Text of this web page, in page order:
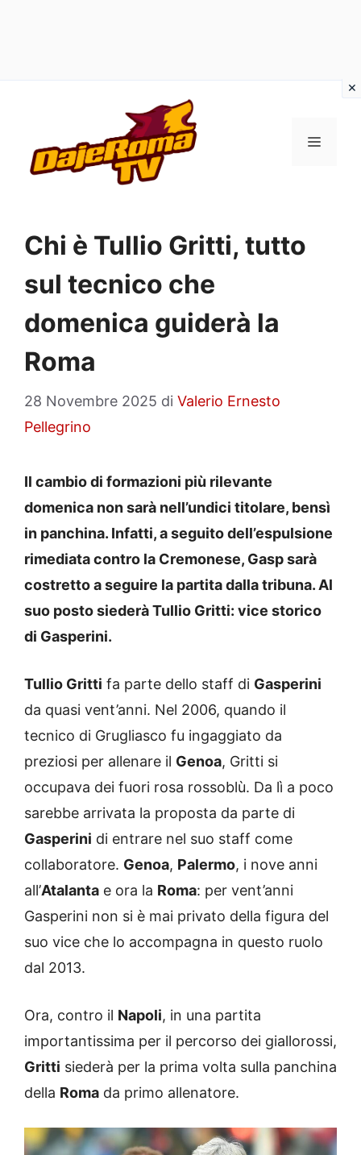
contenuto
MENU
Chi è Tullio Gritti, tutto
sul tecnico che
domenica guiderà la
Roma
28 Novembre 2025 di Valerio Ernesto
Pellegrino
Il cambio di formazioni più rilevante
domenica non sarà nell’undici titolare, bensì
in panchina. Infatti, a seguito dell’espulsione
rimediata contro la Cremonese, Gasp sarà
costretto a seguire la partita dalla tribuna. Al
suo posto siederà Tullio Gritti: vice storico
di Gasperini.
Tullio Gritti fa parte dello staff di Gasperini
da quasi vent’anni. Nel 2006, quando il
tecnico di Grugliasco fu ingaggiato da
preziosi per allenare il Genoa, Gritti si
occupava dei fuori rosa rossoblù. Da lì a poco
sarebbe arrivata la proposta da parte di
Gasperini di entrare nel suo staff come
collaboratore. Genoa, Palermo, i nove anni
all’Atalanta e ora la Roma: per vent’anni
Gasperini non si è mai privato della figura del
suo vice che lo accompagna in questo ruolo
dal 2013.
Ora, contro il Napoli, in una partita
importantissima per il percorso dei giallorossi,
Gritti siederà per la prima volta sulla panchina
della Roma da primo allenatore.